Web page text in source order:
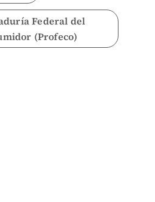
Federal del
(Profeco)